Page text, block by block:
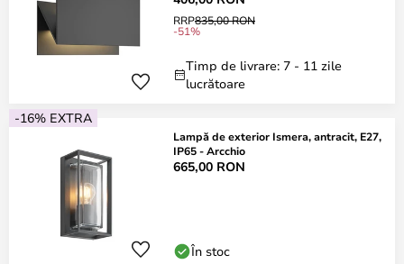
RRP835,00 RON
-51%
Timp de livrare: 7 - 11 zile
lucrătoare
-16% EXTRA
Lampă de exterior Ismera, antracit, E27,
IP65 - Arcchio
665,00 RON
În stoc